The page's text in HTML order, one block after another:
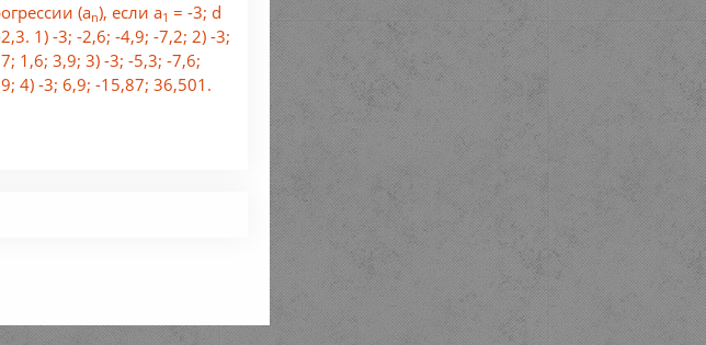
(аn), если а1 = -3; d
1) -3; -2,6; -4,9; -7,2; 2) -3;
1,6; 3,9; 3) -3; -5,3; -7,6;
4) -3; 6,9; -15,87; 36,501.